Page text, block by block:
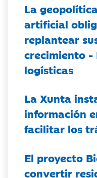
La
artificial
replantear
crecimiento -
logísticas
La Xunta
información
facilitar los
El proyecto
convertir